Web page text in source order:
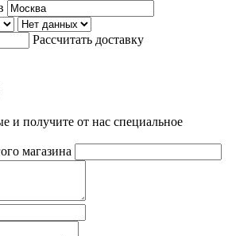
Рассчитать доставку
и получите от нас специальное
магазина